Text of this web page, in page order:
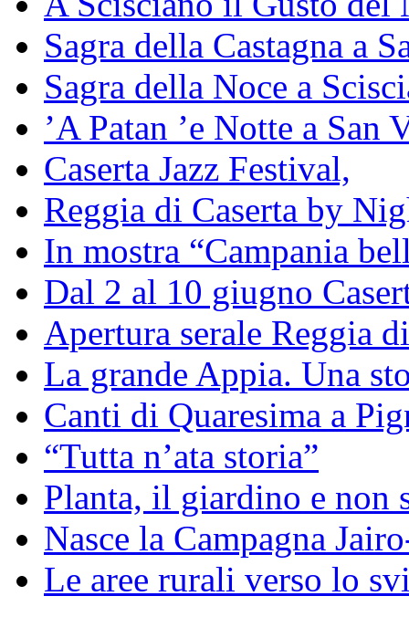
Sagra della Castagna a
Sagra della Noce a
’A Patan ’e Notte a San
Caserta Jazz Festival,
Reggia di Caserta by
In mostra “Campania
Dal 2 al 10 giugno
Apertura serale Reggia
La grande Appia. Una
Canti di Quaresima a
“Tutta n’ata storia”
Planta, il giardino e non
Nasce la Campagna
Le aree rurali verso lo